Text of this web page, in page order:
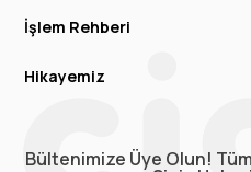
İşlem Rehberi
Hikayemiz
Bültenimize Üye Olun!